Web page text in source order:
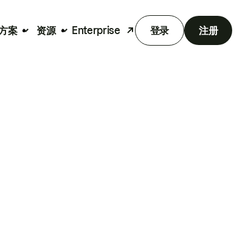
案 资源 Enterprise 登录 注册